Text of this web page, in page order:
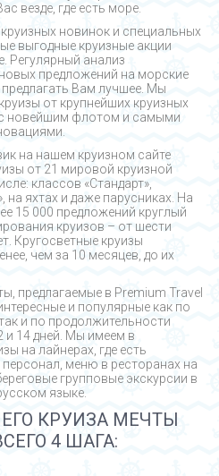
везде, где есть море.
новинок и специальных
выгодные круизные акции
Регулярный анализ
предложений на морские
Вам лучшее. Мы
от крупнейших круизных
новейшим флотом и самыми
на нашем круизном сайте
от 21 мировой круизной
классов «Стандарт»,
на яхтах и даже парусниках. На
15 000 предложений круглый
круизов – от шести
Кругосветные круизы
чем за 10 месяцев, до их
предлагаемые в Premium Travel
и популярные как по
и по продолжительности
и 14 дней. Мы имеем в
на лайнерах, где есть
меню в ресторанах на
групповые экскурсии в
языке.
КРУИЗА МЕЧТЫ
4 ШАГА: